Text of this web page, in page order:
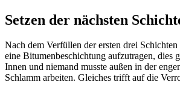
Setzen der nächsten
Nach dem Verfüllen der ersten drei
eine Bitumenbeschichtung aufzutragen, dies
Innen und niemand musste außen in der
Schlamm arbeiten. Gleiches trifft auf die